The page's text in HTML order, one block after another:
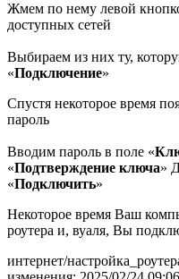
Жмем по нему левой
доступных сетей
Выбираем из них ту,
«Подключение»
Спустя некоторое время
пароль
Вводим пароль в поле «
«Подтверждение ключа»
«Подключить»
Некоторое время Ваш
роутера и, вуаля, Вы
интернет/